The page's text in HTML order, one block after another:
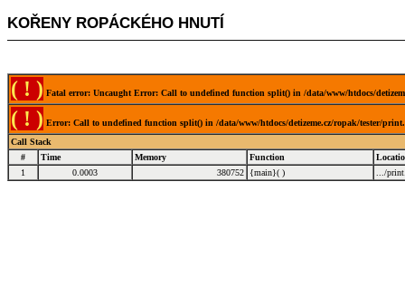
KOŘENY ROPÁCKÉHO HNUTÍ
( ! ) Fatal error: Uncaught Error: Call to undefined function split() in /data/www/htdocs/
( ! ) Error: Call to undefined function split() in /data/www/htdocs/detizeme.cz/ropak/tester/
Call Stack
#
Time Memory Function
1
0.0003 380752 {main}( ) .../